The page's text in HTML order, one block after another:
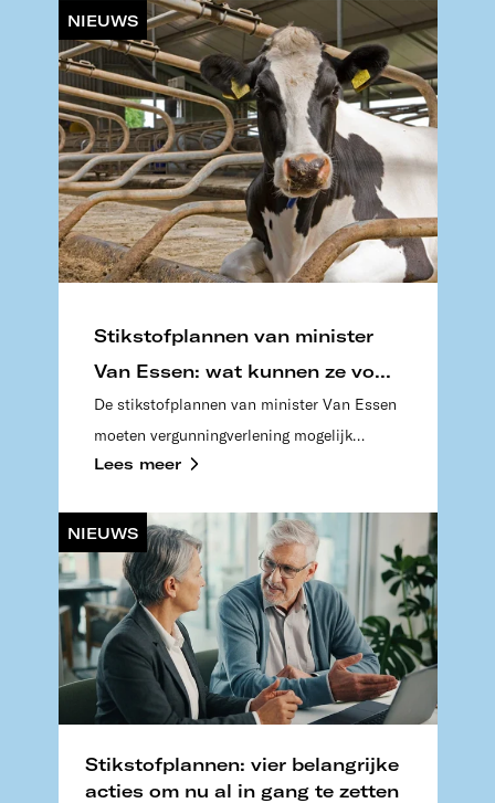
NIEUWS
Stikstofplannen van minister
Van Essen: wat kunnen ze voor
u inhouden?
De stikstofplannen van minister Van Essen
moeten vergunningverlening mogelijk
maken. Lees wat de gevolgen zijn voor
Lees meer
NIEUWS
Stikstofplannen: vier belangrijke
acties om nu al in gang te zetten